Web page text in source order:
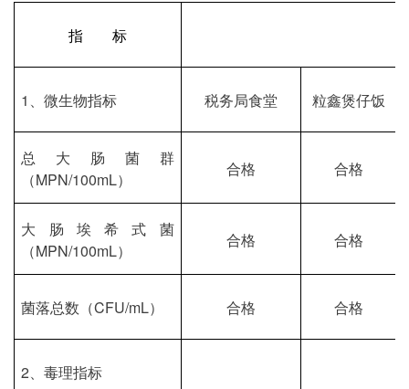
指 标
1、微生物指标 税务局食堂 粒鑫煲仔饭
总大肠菌群
（MPN/100mL）
合格 合格
大肠埃希式菌
（MPN/100mL）
合格 合格
菌落总数（CFU/mL） 合格 合格
2、毒理指标